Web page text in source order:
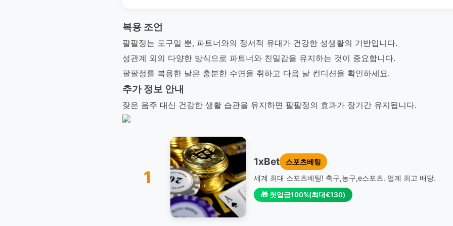
복용 조언
팔팔정는 도구일 뿐, 파트너와의 정서적 유대가 건강한 성생활의 기반입니다.
성관계 외의 다양한 방식으로 파트너와 친밀감을 유지하는 것이 중요합니다.
팔팔정를 복용한 날은 충분한 수면을 취하고 다음 날 컨디션을 확인하세요.
추가 정보 안내
잦은 음주 대신 건강한 생활 습관을 유지하면 팔팔정의 효과가 장기간 유지됩니다.
1
1xBet
스포츠베팅
세계 최대 스포츠베팅! 축구,농구,e스포츠. 업계 최고 배당.
🎁 첫입금100%(최대€130)